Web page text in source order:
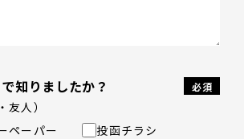
知りましたか？
友人）
ペーパー
投函チラシ